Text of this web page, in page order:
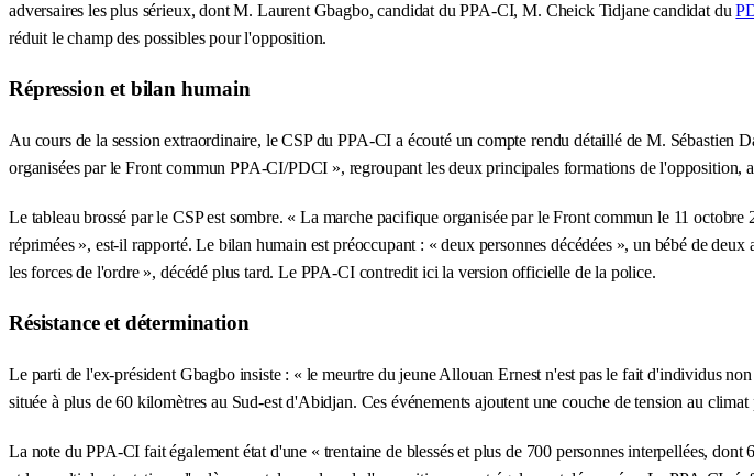
adversaires les plus sérieux, dont M. Laurent Gbagbo, candidat du PPA-CI, M. Cheick Tidjane candidat du
réduit le champ des possibles pour l'opposition.
Répression et bilan humain
Au cours de la session extraordinaire, le CSP du PPA-CI a écouté un compte rendu détaillé de M.
organisées par le Front commun PPA-CI/PDCI », regroupant les deux principales formations de l'opposition,
Le tableau brossé par le CSP est sombre. « La marche pacifique organisée par le Front commun le 11
réprimées », est-il rapporté. Le bilan humain est préoccupant : « deux personnes décédées », un bébé de
les forces de l'ordre », décédé plus tard. Le PPA-CI contredit ici la version officielle de la police.
Résistance et détermination
Le parti de l'ex-président Gbagbo insiste : « le meurtre du jeune Allouan Ernest n'est pas le fait d'individus
située à plus de 60 kilomètres au Sud-est d'Abidjan. Ces événements ajoutent une couche de tension au
La note du PPA-CI fait également état d'une « trentaine de blessés et plus de 700 personnes interpellées,